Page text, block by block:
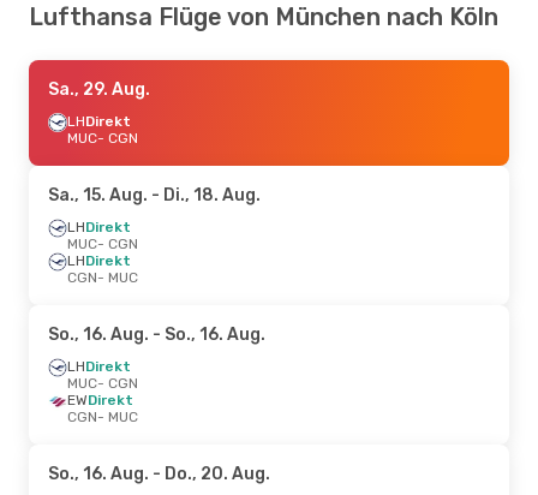
Lufthansa Flüge von München nach Köln
Sa., 29. Aug.
LHDirekt
MUC- CGN
Sa., 15. Aug. - Di., 18. Aug.
LHDirekt
MUC- CGN
LHDirekt
CGN- MUC
So., 16. Aug. - So., 16. Aug.
LHDirekt
MUC- CGN
EWDirekt
CGN- MUC
So., 16. Aug. - Do., 20. Aug.